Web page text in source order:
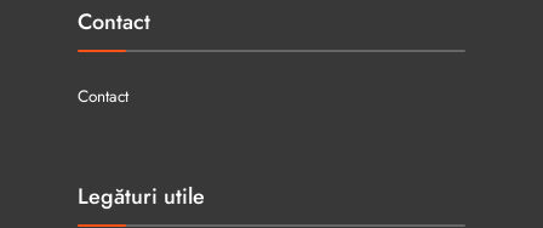
Contact
Contact
Legături utile